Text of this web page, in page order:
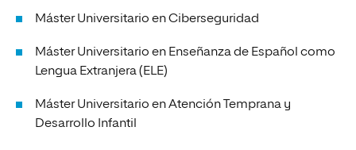
Máster Universitario en Ciberseguridad
Máster Universitario en Enseñanza de Español como
Lengua Extranjera (ELE)
Máster Universitario en Atención Temprana y
Desarrollo Infantil